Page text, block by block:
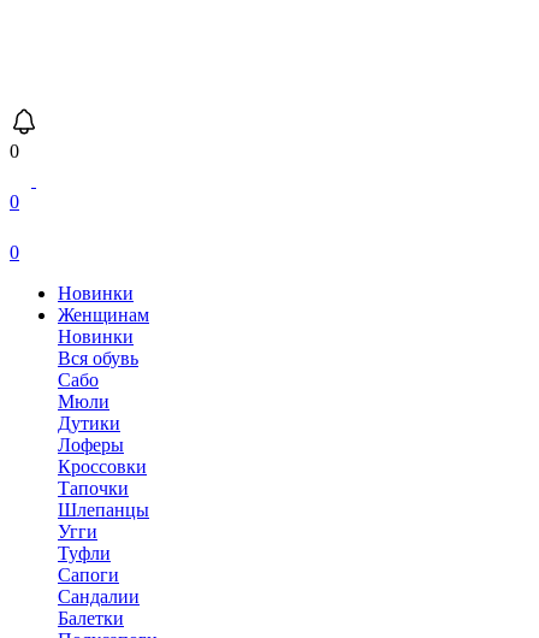
0
0
0
Новинки
Женщинам
Новинки
Вся обувь
Сабо
Мюли
Дутики
Лоферы
Кроссовки
Тапочки
Шлепанцы
Угги
Туфли
Сапоги
Сандалии
Балетки